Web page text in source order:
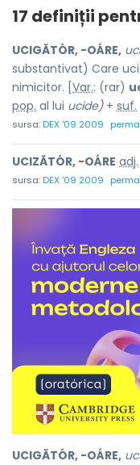
17 definiții
UCIGĂTÓR, -OÁRE,
substantivat) Care
nimicitor. [ Var.: (rar)
pop. al lui ucide)+ suf.
sursa:DEX '09 2009
UCIZĂTÓR, -OÁRE adj.
sursa:DEX '09 2009
UCIGĂTÓR, -OÁRE,